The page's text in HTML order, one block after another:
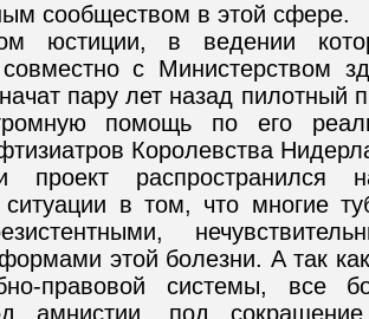
сообществом в этой сфере.
юстиции, в ведении
с Министерством
пару лет назад пилотный
помощь по его
Королевства
проект
ситуации в том, что многие
этой болезни. А так
правовой системы, все
амнистии, под